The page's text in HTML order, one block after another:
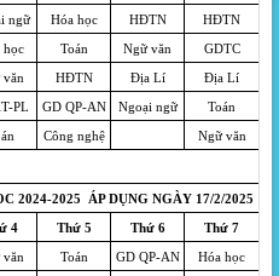
ngữ Hóa học HĐTN
HĐTN
học Toán Ngữ văn
GDTC
văn HĐTN Địa Lí
Địa Lí
PL GD QP-AN Ngoại ngữ
Toán
Công nghệ Ngữ văn
2024-2025 ÁP DỤNG NGÀY 17/2/2025
4 Thứ 5 Thứ 6 Thứ 7
văn Toán GD QP-AN
Hóa học